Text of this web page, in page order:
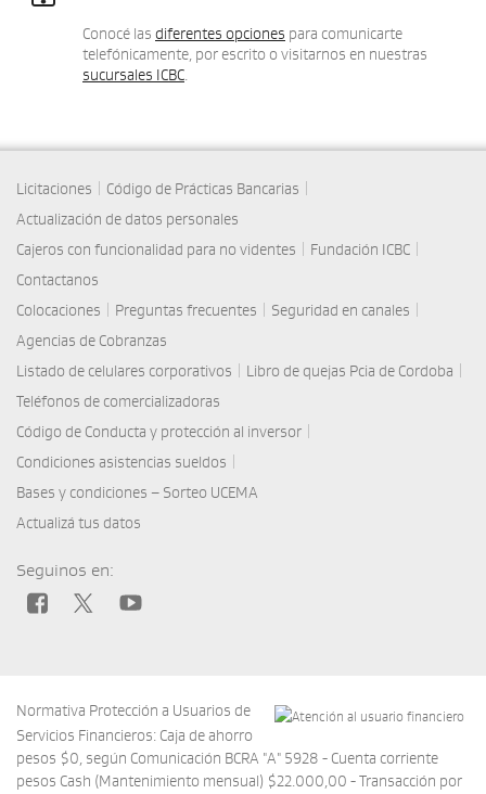
Conocé las diferentes opciones para comunicarte
telefónicamente, por escrito o visitarnos en nuestras
sucursales ICBC
Licitaciones Código de Prácticas Bancarias
Actualización de datos personales
Cajeros con funcionalidad para no videntes
Fundación ICBC
Contactanos
Colocaciones
Preguntas frecuentes Seguridad en canales
Agencias de Cobranzas
Listado de celulares corporativos
Libro de quejas Pcia de Cordoba
Teléfonos de comercializadoras
Código de Conducta y protección al inversor
Condiciones asistencias sueldos
Bases y condiciones – Sorteo UCEMA
Actualizá tus datos
Seguinos en:
Normativa Protección a Usuarios de
Servicios Financieros: Caja de ahorro
pesos $0, según Comunicación BCRA "A" 5928 - Cuenta corriente
pesos Cash (Mantenimiento mensual) $22.000,00 - Transacción por